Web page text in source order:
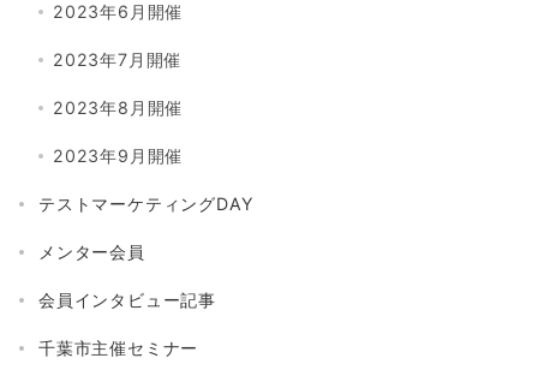
2023年6月開催
2023年7月開催
2023年8月開催
2023年9月開催
テストマーケティングDAY
メンター会員
会員インタビュー記事
千葉市主催セミナー